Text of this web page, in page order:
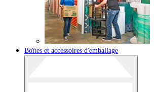
Boîtes et accessoires d'emballage